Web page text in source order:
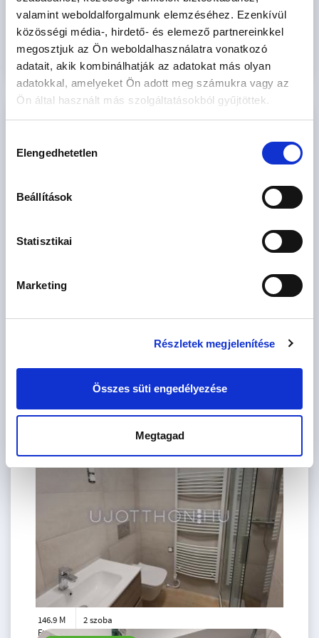
valamint weboldalforgalmunk elemzéséhez. Ezenkívül
közösségi média-, hirdető- és elemező partnereinkkel
megosztjuk az Ön weboldalhasználatra vonatkozó
adatait, akik kombinálhatják az adatokat más olyan
adatokkal, amelyeket Ön adott meg számukra vagy az
Ön által használt más szolgáltatásokból gyűjtöttek.
kiválasztása
Elengedhetetlen
Beállítások
Statisztikai
Marketing
Részletek megjelenítése
Összes süti engedélyezése
Megtagad
Ajánlatkérés elküldése
ELADÓ ÚJÉPÍTÉSŰ LAKÁSOK DEBRECEN
KÖZELÉBEN! LAKÁSKÍNÁLAT - 7 INGATLAN
Ár
Méret
m
CSOK igényelhető
Szűrés
146.9 M
Ft
2 szoba
5. emelet